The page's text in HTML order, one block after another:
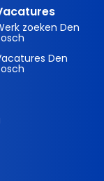
zoeken Den
Den